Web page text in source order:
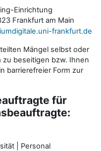
Einrichtung
Frankfurt am Main
frankfurt.de
Mängel selbst oder
zu beseitigen bzw. Ihnen
barrierefreier Form zur
für
| Personal